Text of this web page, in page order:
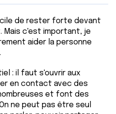
de rester forte devant
Mais c'est important, je
aider la personne
: il faut s'ouvrir aux
en contact avec des
et font des
ne peut pas être seul